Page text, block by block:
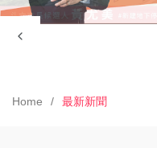
Home 最新新聞